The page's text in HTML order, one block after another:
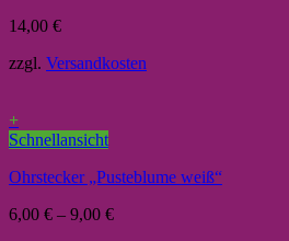
14,00 €
zzgl. Versandkosten
+
Schnellansicht
Ohrstecker „Pusteblume weiß“
6,00 € – 9,00 €